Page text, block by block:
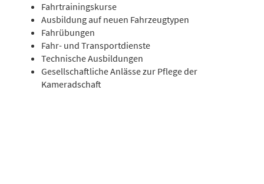
Fahrtrainingskurse
Ausbildung auf neuen Fahrzeugtypen
Fahrübungen
Fahr- und Transportdienste
Technische Ausbildungen
Gesellschaftliche Anlässe zur Pflege der
Kameradschaft